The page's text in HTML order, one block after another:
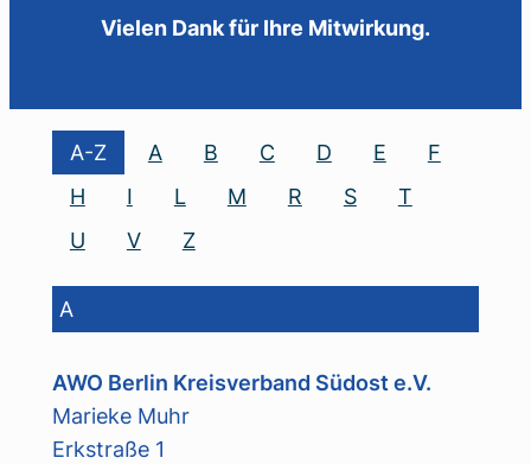
Vielen Dank für Ihre Mitwirkung.
A-Z A B C D E
F
H
I L M R S
T
U
V Z
A
AWO Berlin Kreisverband Südost e.V.
Marieke Muhr
Erkstraße 1